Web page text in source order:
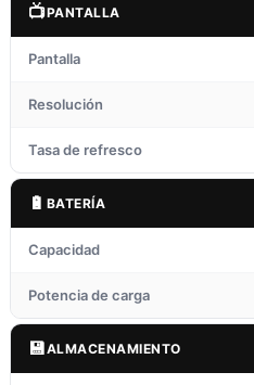
📺PANTALLA
Pantalla
Resolución
Tasa de refresco
🔋 BATERÍA
Capacidad
Potencia de carga
💾ALMACENAMIENTO